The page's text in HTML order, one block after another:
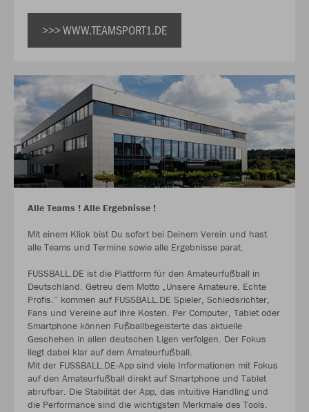
>>> WWW.TEAMSPORT1.DE
Alle Teams ! Alle Ergebnisse !
Mit einem Klick bist Du sofort bei Deinem Verein und hast
alle Teams und Termine sowie alle Ergebnisse parat.
FUSSBALL.DE ist die Plattform für den Amateurfußball in
Deutschland. Getreu dem Motto „Unsere Amateure. Echte
Profis.“ kommen auf FUSSBALL.DE Spieler, Schiedsrichter,
Fans und Vereine auf ihre Kosten. Per Computer, Tablet oder
Smartphone können Fußballbegeisterte das aktuelle
Geschehen in allen deutschen Ligen verfolgen. Der Fokus
liegt dabei klar auf dem Amateurfußball.
Mit der FUSSBALL.DE-App sind viele Informationen mit Fokus
auf den Amateurfußball direkt auf Smartphone und Tablet
abrufbar. Die Stabilität der App, das intuitive Handling und
die Performance sind die wichtigsten Merkmale des Tools.